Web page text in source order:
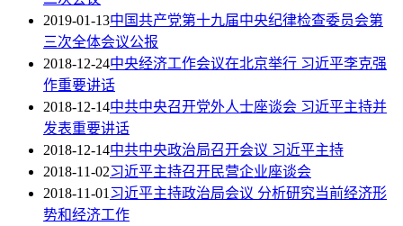
2019-01-13中国共产党第十九届中央纪律检查委员会第
三次全体会议公报
2018-12-24中央经济工作会议在北京举行 习近平李克强
作重要讲话
2018-12-14中共中央召开党外人士座谈会 习近平主持并
发表重要讲话
2018-12-14中共中央政治局召开会议 习近平主持
2018-11-02习近平主持召开民营企业座谈会
2018-11-01习近平主持政治局会议 分析研究当前经济形
势和经济工作